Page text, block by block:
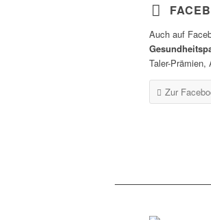
Auch auf
Taler-Prämien,
Zur